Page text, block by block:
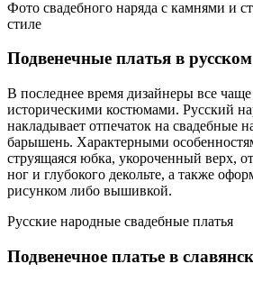
Фото свадебного наряда с камнями и
стиле
Подвенечные платья в русском
В последнее время дизайнеры все
историческими костюмами. Русский
накладывает отпечаток на свадебные
барышень. Характерными
струящаяся юбка, укороченный верх,
ног и глубокого декольте, а также
рисунком либо вышивкой.
Русские народные свадебные платья
Подвенечное платье в